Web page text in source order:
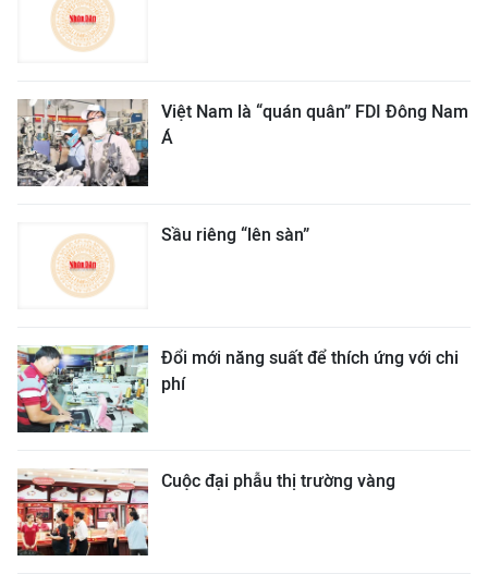
Việt Nam là “quán quân” FDI Đông Nam
Á
Sầu riêng “lên sàn”
Đổi mới năng suất để thích ứng với chi
phí
Cuộc đại phẫu thị trường vàng